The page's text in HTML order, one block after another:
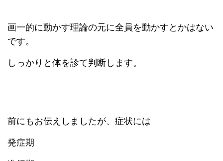
画一的に動かす理論の元に全員を動かすとかはない
です。
しっかりと体を診て判断します。
前にもお伝えしましたが、症状には
発症期